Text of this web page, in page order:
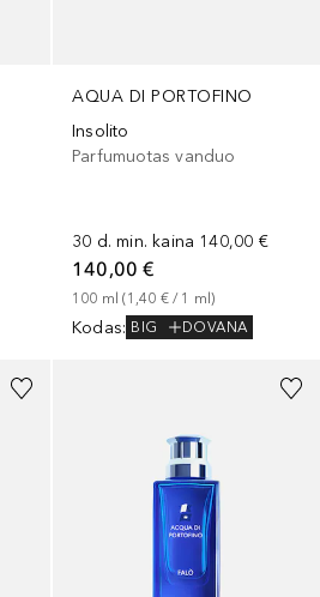
AQUA DI PORTOFINO
Insolito
Parfumuotas vanduo
30 d. min. kaina 140,00 €
140,00 €
100 ml (1,40 € / 1 ml)
Kodas: BIG DOVANA